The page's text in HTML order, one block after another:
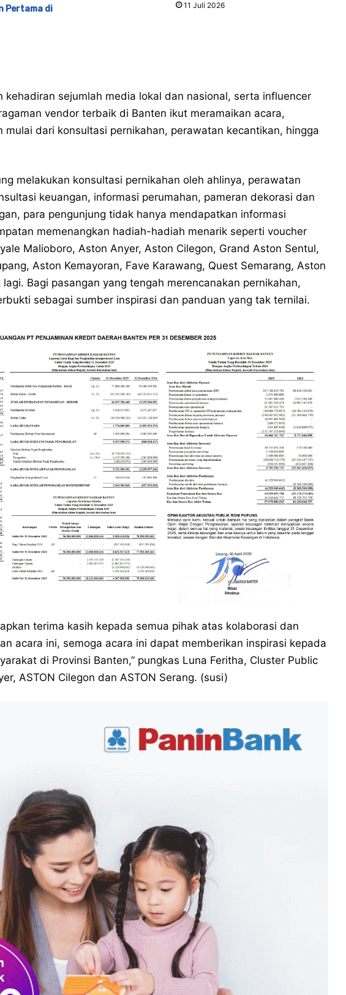
Pertama di
11 Juli 2026
kehadiran sejumlah media lokal dan nasional, serta influencer
vendor terbaik di Banten ikut meramaikan acara,
mulai dari konsultasi pernikahan, perawatan kecantikan, hingga
melakukan konsultasi pernikahan oleh ahlinya, perawatan
keuangan, informasi perumahan, pameran dekorasi dan
para pengunjung tidak hanya mendapatkan informasi
memenangkan hadiah-hadiah menarik seperti voucher
Malioboro, Aston Anyer, Aston Cilegon, Grand Aston Sentul,
Aston Kemayoran, Fave Karawang, Quest Semarang, Aston
Bagi pasangan yang tengah merencanakan pernikahan,
sebagai sumber inspirasi dan panduan yang tak ternilai.
terima kasih kepada semua pihak atas kolaborasi dan
acara ini, semoga acara ini dapat memberikan inspirasi kepada
di Provinsi Banten,” pungkas Luna Feritha, Cluster Public
ASTON Cilegon dan ASTON Serang. (susi)